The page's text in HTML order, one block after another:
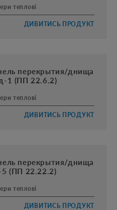
теплові
ДИВИТИСЬ ПРОДУКТ
перекрытия/днища
1 (ПП 22.6.2)
теплові
ДИВИТИСЬ ПРОДУКТ
перекрытия/днища
(ПП 22.22.2)
теплові
ДИВИТИСЬ ПРОДУКТ